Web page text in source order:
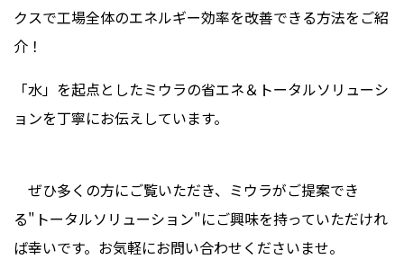
クスで工場全体のエネルギー効率を改善できる方法をご紹
介！
「水」を起点としたミウラの省エネ＆トータルソリューシ
ョンを丁寧にお伝えしています。
ぜひ多くの方にご覧いただき、ミウラがご提案でき
る"トータルソリューション"にご興味を持っていただけれ
ば幸いです。お気軽にお問い合わせくださいませ。